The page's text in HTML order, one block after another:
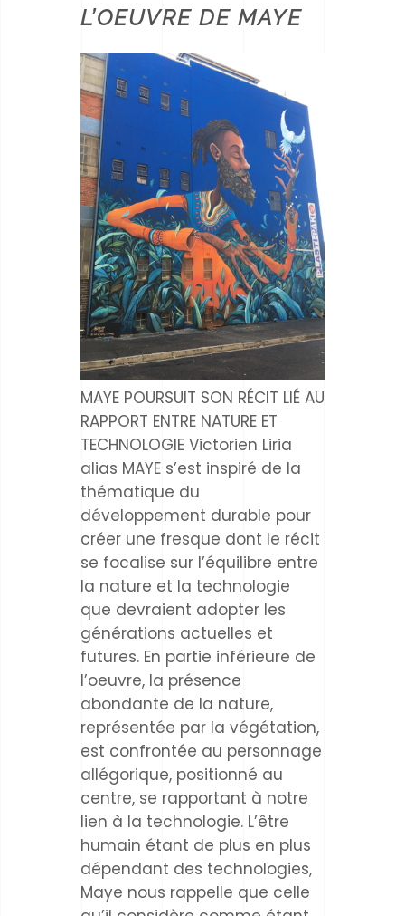
L’OEUVRE DE MAYE
MAYE POURSUIT SON RÉCIT LIÉ AU
RAPPORT ENTRE NATURE ET
TECHNOLOGIE Victorien Liria
alias MAYE s’est inspiré de la
thématique du
développement durable pour
créer une fresque dont le récit
se focalise sur l’équilibre entre
la nature et la technologie
que devraient adopter les
générations actuelles et
futures. En partie inférieure de
l’oeuvre, la présence
abondante de la nature,
représentée par la végétation,
est confrontée au personnage
allégorique, positionné au
centre, se rapportant à notre
lien à la technologie. L’être
humain étant de plus en plus
dépendant des technologies,
Maye nous rappelle que celle